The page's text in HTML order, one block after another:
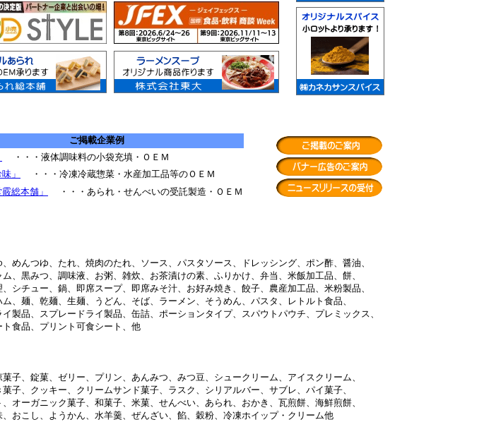
ご掲載企業例
・・・液体調味料の小袋充填・ＯＥＭ
」
・・・冷凍冷蔵惣菜・水産加工品等のＯＥＭ
霰総本舗」 ・・・あられ・せんべいの受託製造・ＯＥＭ
んつゆ、たれ、焼肉のたれ、ソース、パスタソース、ドレッシング、ポン酢、醤油、
黒みつ、調味液、お粥、雑炊、お茶漬けの素、ふりかけ、弁当、米飯加工品、餅、
チュー、鍋、即席スープ、即席みそ汁、お好み焼き、餃子、農産加工品、米粉製品、
麺、乾麺、生麺、うどん、そば、ラーメン、そうめん、パスタ、レトルト食品、
品、スプレードライ製品、缶詰、ポーションタイプ、スパウトパウチ、プレミックス、
食品、プリント可食シート、他
、錠菓、ゼリー、プリン、あんみつ、みつ豆、シュークリーム、アイスクリーム、
、クッキー、クリームサンド菓子、ラスク、シリアルバー、サブレ、パイ菓子、
ーガニック菓子、和菓子、米菓、せんべい、あられ、おかき、瓦煎餅、海鮮煎餅、
おこし、ようかん、水羊羹、ぜんざい、餡、穀粉、冷凍ホイップ・クリーム他